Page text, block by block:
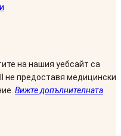
на нашия уебсайт са
не предоставя медицински
Вижте допълнителната